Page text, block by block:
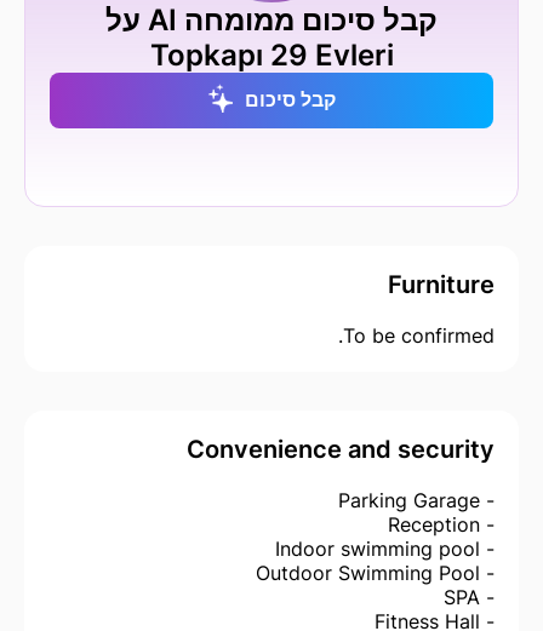
קבל סיכום ממומחה AI על
Topkapı 29 Evleri
קבל סיכום
Furniture
To be confirmed.
Convenience and security
- Parking Garage
- Reception
- Indoor swimming pool
- Outdoor Swimming Pool
- SPA
- Fitness Hall